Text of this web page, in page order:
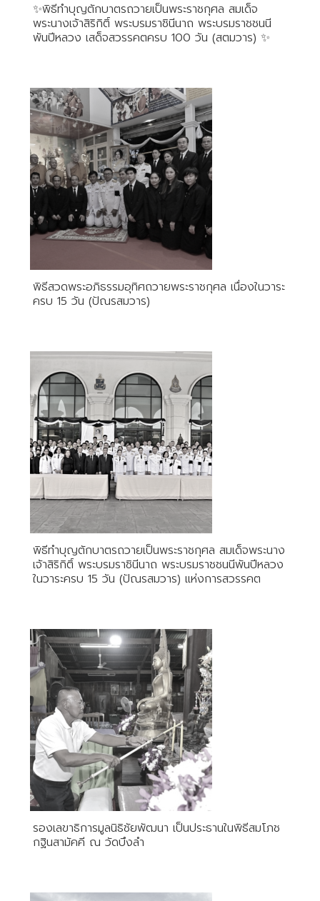
✨️พิธีทำบุญตักบาตรถวายเป็นพระราชกุศล สมเด็จ
พระนางเจ้าสิริกิติ์ พระบรมราชินีนาถ พระบรมราชชนนี
พันปีหลวง เสด็จสวรรคตครบ 100 วัน (สตมวาร) ✨️
พิธีสวดพระอภิธรรมอุทิศถวายพระราชกุศล เนื่องในวาระ
ครบ 15 วัน (ปัณรสมวาร)
พิธีทำบุญตักบาตรถวายเป็นพระราชกุศล สมเด็จพระนาง
เจ้าสิริกิติ์ พระบรมราชินีนาถ พระบรมราชชนนีพันปีหลวง
ในวาระครบ 15 วัน (ปัณรสมวาร) แห่งการสวรรคต
รองเลขาธิการมูลนิธิชัยพัฒนา เป็นประธานในพิธีสมโภช
กฐินสามัคคี ณ วัดบึงลำ